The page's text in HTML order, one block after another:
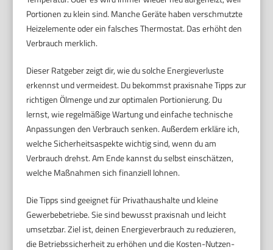
Portionen zu klein sind. Manche Geräte haben verschmutzte
Heizelemente oder ein falsches Thermostat. Das erhöht den
Verbrauch merklich.
Dieser Ratgeber zeigt dir, wie du solche Energieverluste
erkennst und vermeidest. Du bekommst praxisnahe Tipps zur
richtigen Ölmenge und zur optimalen Portionierung. Du
lernst, wie regelmäßige Wartung und einfache technische
Anpassungen den Verbrauch senken. Außerdem erkläre ich,
welche Sicherheitsaspekte wichtig sind, wenn du am
Verbrauch drehst. Am Ende kannst du selbst einschätzen,
welche Maßnahmen sich finanziell lohnen.
Die Tipps sind geeignet für Privathaushalte und kleine
Gewerbebetriebe. Sie sind bewusst praxisnah und leicht
umsetzbar. Ziel ist, deinen Energieverbrauch zu reduzieren,
die Betriebssicherheit zu erhöhen und die Kosten-Nutzen-